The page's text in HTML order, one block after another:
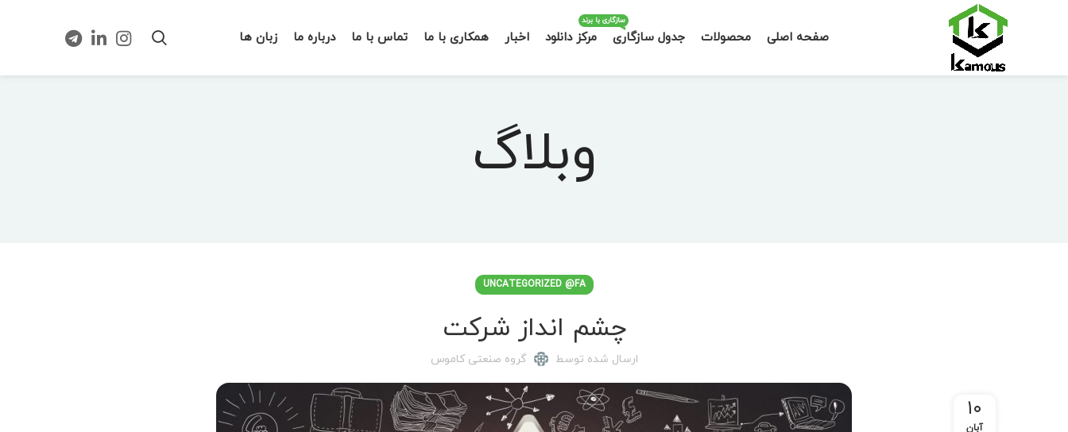
صفحه اصلی محصولات جدول سازگاری
سازگاری با برند
مرکز دانلود اخبار همکاری با ما تماس با ما درباره ما زبان ها
وبلاگ
UNCATEGORIZED @FA
چشم انداز شرکت
ارسال شده توسط گروه صنعتی کاموس
۱۰
آبان